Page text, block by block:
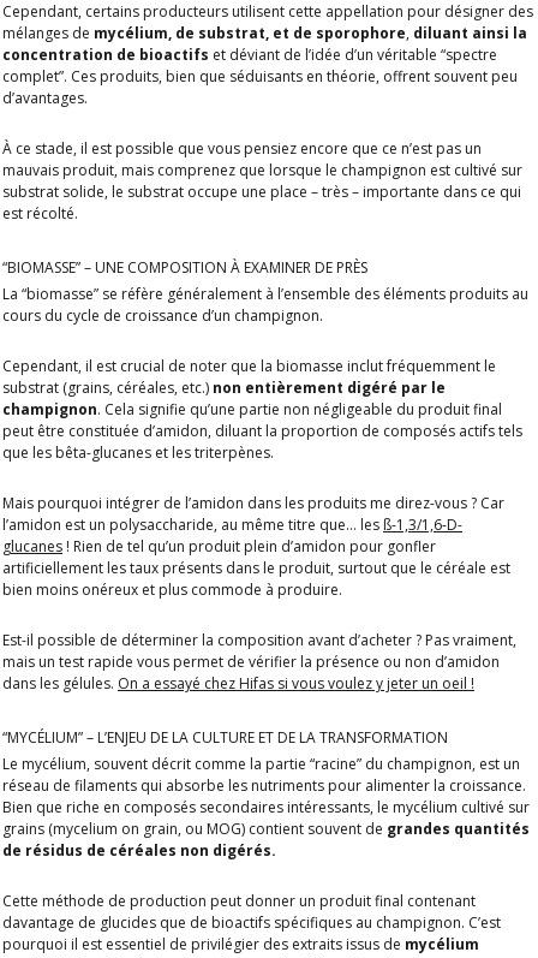
Cependant, certains producteurs utilisent cette appellation pour désigner des
mélanges de mycélium, de substrat, et de sporophore, diluant ainsi la
concentration de bioactifs et déviant de l’idée d’un véritable “spectre
complet”. Ces produits, bien que séduisants en théorie, offrent souvent peu
d’avantages.
À ce stade, il est possible que vous pensiez encore que ce n’est pas un
mauvais produit, mais comprenez que lorsque le champignon est cultivé sur
substrat solide, le substrat occupe une place – très – importante dans ce qui
est récolté.
“BIOMASSE” – UNE COMPOSITION À EXAMINER DE PRÈS
La “biomasse” se réfère généralement à l’ensemble des éléments produits au
cours du cycle de croissance d’un champignon.
Cependant, il est crucial de noter que la biomasse inclut fréquemment le
substrat (grains, céréales, etc.) non entièrement digéré par le
champignon. Cela signifie qu’une partie non négligeable du produit final
peut être constituée d’amidon, diluant la proportion de composés actifs tels
que les bêta-glucanes et les triterpènes.
Mais pourquoi intégrer de l’amidon dans les produits me direz-vous ? Car
l’amidon est un polysaccharide, au même titre que… les ß-1,3/1,6-D-
glucanes ! Rien de tel qu’un produit plein d’amidon pour gonfler
artificiellement les taux présents dans le produit, surtout que le céréale est
bien moins onéreux et plus commode à produire.
Est-il possible de déterminer la composition avant d’acheter ? Pas vraiment,
mais un test rapide vous permet de vérifier la présence ou non d’amidon
dans les gélules. On a essayé chez Hifas si vous voulez y jeter un oeil !
“MYCÉLIUM” – L’ENJEU DE LA CULTURE ET DE LA TRANSFORMATION
Le mycélium, souvent décrit comme la partie “racine” du champignon, est un
réseau de filaments qui absorbe les nutriments pour alimenter la croissance.
Bien que riche en composés secondaires intéressants, le mycélium cultivé sur
grains (mycelium on grain, ou MOG) contient souvent de grandes quantités
de résidus de céréales non digérés.
Cette méthode de production peut donner un produit final contenant
davantage de glucides que de bioactifs spécifiques au champignon. C’est
pourquoi il est essentiel de privilégier des extraits issus de mycélium